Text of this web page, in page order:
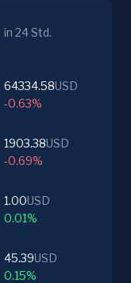
in 24 Std.
64334.58USD
-0.63%
1903.38USD
-0.69%
1.00USD
0.01%
45.39USD
0.15%